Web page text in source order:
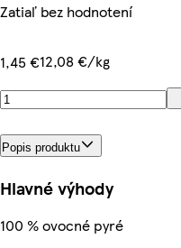
Zatiaľ bez hodnotení
1,45 €12,08 €/kg
Popis produktu
Hlavné výhody
100 % ovocné pyré